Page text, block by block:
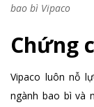
bao bì Vipaco
Chứng
Vipaco luôn nỗ
ngành bao bì và